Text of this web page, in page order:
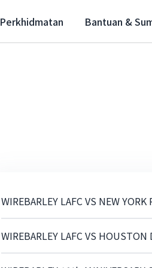
Perkhidmatan Bantuan &
WIREBARLEY LAFC VS NEW
WIREBARLEY LAFC VS